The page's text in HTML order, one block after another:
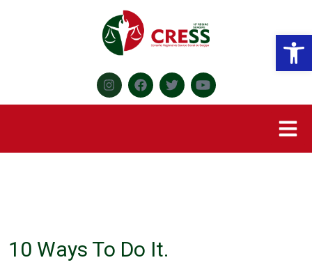
10 Ways To Do It.